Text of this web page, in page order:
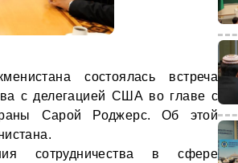
состоялась встреча
с делегацией США во главе с
Сарой Роджерс. Об этой
сотрудничества в сфере